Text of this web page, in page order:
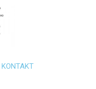
KONTAKT